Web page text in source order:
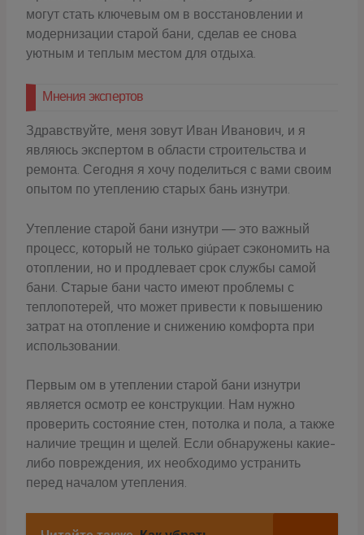
могут стать ключевым ом в восстановлении и
модернизации старой бани, сделав ее снова
уютным и теплым местом для отдыха.
Мнения экспертов
Здравствуйте, меня зовут Иван Иванович, и я
являюсь экспертом в области строительства и
ремонта. Сегодня я хочу поделиться с вами своим
опытом по утеплению старых бань изнутри.
Утепление старой бани изнутри — это важный
процесс, который не только giúpает сэкономить на
отоплении, но и продлевает срок службы самой
бани. Старые бани часто имеют проблемы с
теплопотерей, что может привести к повышению
затрат на отопление и снижению комфорта при
использовании.
Первым ом в утеплении старой бани изнутри
является осмотр ее конструкции. Нам нужно
проверить состояние стен, потолка и пола, а также
наличие трещин и щелей. Если обнаружены какие-
либо повреждения, их необходимо устранить
перед началом утепления.